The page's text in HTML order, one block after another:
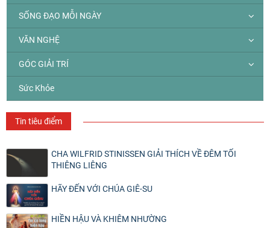
SỐNG ĐẠO MỖI NGÀY
VĂN NGHỆ
GÓC GIẢI TRÍ
Sức Khỏe
Tin tiêu điểm
CHA WILFRID STINISSEN GIẢI THÍCH VỀ ĐÊM TỐI
THIÊNG LIÊNG
HÃY ĐẾN VỚI CHÚA GIÊ-SU
HIỀN HẬU VÀ KHIÊM NHƯỜNG